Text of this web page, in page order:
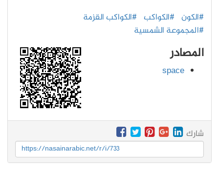
#الكون #الكواكب #الكواكب القزمة
#المجموعة الشمسية
المصادر
space
شارك
https://nasainarabic.net/r/i/733